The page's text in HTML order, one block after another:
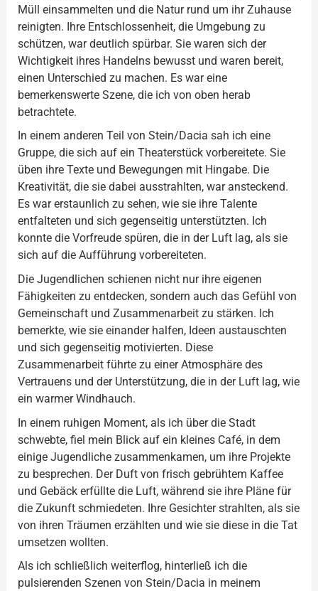
Müll einsammelten und die Natur rund um ihr Zuhause
reinigten. Ihre Entschlossenheit, die Umgebung zu
schützen, war deutlich spürbar. Sie waren sich der
Wichtigkeit ihres Handelns bewusst und waren bereit,
einen Unterschied zu machen. Es war eine
bemerkenswerte Szene, die ich von oben herab
betrachtete.
In einem anderen Teil von Stein/Dacia sah ich eine
Gruppe, die sich auf ein Theaterstück vorbereitete. Sie
üben ihre Texte und Bewegungen mit Hingabe. Die
Kreativität, die sie dabei ausstrahlten, war ansteckend.
Es war erstaunlich zu sehen, wie sie ihre Talente
entfalteten und sich gegenseitig unterstützten. Ich
konnte die Vorfreude spüren, die in der Luft lag, als sie
sich auf die Aufführung vorbereiteten.
Die Jugendlichen schienen nicht nur ihre eigenen
Fähigkeiten zu entdecken, sondern auch das Gefühl von
Gemeinschaft und Zusammenarbeit zu stärken. Ich
bemerkte, wie sie einander halfen, Ideen austauschten
und sich gegenseitig motivierten. Diese
Zusammenarbeit führte zu einer Atmosphäre des
Vertrauens und der Unterstützung, die in der Luft lag, wie
ein warmer Windhauch.
In einem ruhigen Moment, als ich über die Stadt
schwebte, fiel mein Blick auf ein kleines Café, in dem
einige Jugendliche zusammenkamen, um ihre Projekte
zu besprechen. Der Duft von frisch gebrühtem Kaffee
und Gebäck erfüllte die Luft, während sie ihre Pläne für
die Zukunft schmiedeten. Ihre Gesichter strahlten, als sie
von ihren Träumen erzählten und wie sie diese in die Tat
umsetzen wollten.
Als ich schließlich weiterflog, hinterließ ich die
pulsierenden Szenen von Stein/Dacia in meinem